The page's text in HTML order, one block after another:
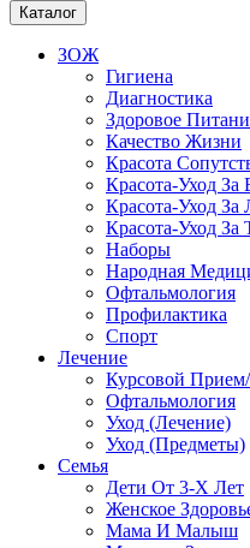
Каталог
ЗОЖ
Гигиена
Диагностика
Здоровое
Качество Жизни
Красота
Красота-Уход За
Красота-Уход
Красота-Уход За
Наборы
Народная
Офтальмология
Профилактика
Спорт
Лечение
Курсовой
Офтальмология
Уход (Лечение)
Уход (Предметы)
Семья
Дети От 3-Х Лет
Женское
Мама И Малыш